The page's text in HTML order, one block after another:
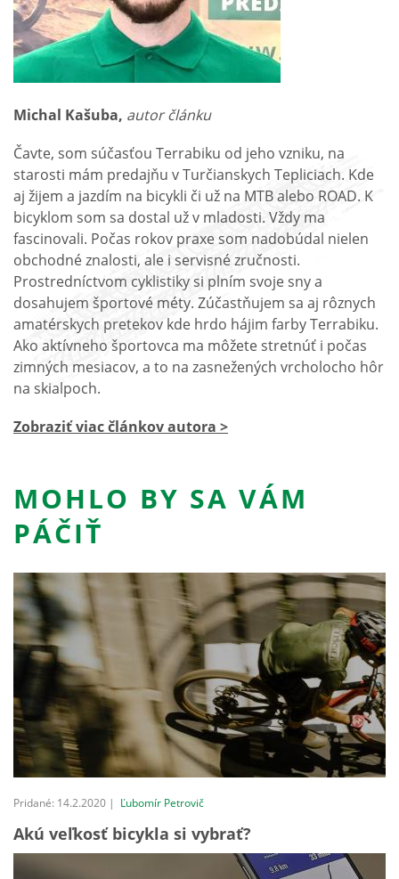
Michal Kašuba, autor článku
Čavte, som súčasťou Terrabiku od jeho vzniku, na
starosti mám predajňu v Turčianskych Tepliciach. Kde
aj žijem a jazdím na bicykli či už na MTB alebo ROAD. K
bicyklom som sa dostal už v mladosti. Vždy ma
fascinovali. Počas rokov praxe som nadobúdal nielen
obchodné znalosti, ale i servisné zručnosti.
Prostredníctvom cyklistiky si plním svoje sny a
dosahujem športové méty. Zúčastňujem sa aj rôznych
amatérskych pretekov kde hrdo hájim farby Terrabiku.
Ako aktívneho športovca ma môžete stretnúť i počas
zimných mesiacov, a to na zasnežených vrcholocho hôr
na skialpoch.
Zobraziť viac článkov autora >
MOHLO BY SA VÁM
PÁČIŤ
Pridané: 14.2.2020 | Ľubomír Petrovič
Akú veľkosť bicykla si vybrať?